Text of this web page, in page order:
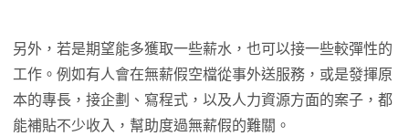
另外，若是期望能多獲取一些薪水，也可以接一些較彈性的
工作。例如有人會在無薪假空檔從事外送服務，或是發揮原
本的專長，接企劃、寫程式，以及人力資源方面的案子，都
能補貼不少收入，幫助度過無薪假的難關。